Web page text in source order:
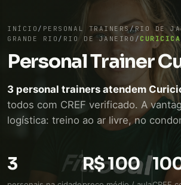
INÍCIO / PERSONAL TRAINERS/RIO DE
GRANDE RIO / RIO DE JANEIRO / CURICICA
Personal Trainer
3 personal trainers atendem
todos com CREF verificado. A
logística: treino ao ar livre, no
deslocamento. WhatsApp direto,
3 R$ 100